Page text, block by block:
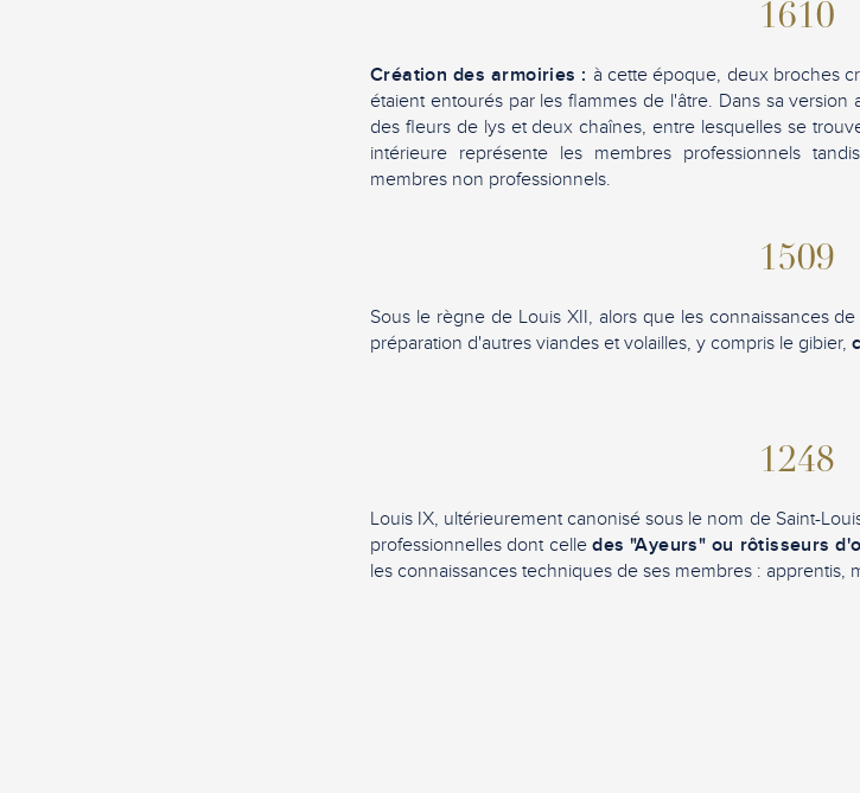
1610
Création des armoiries : à cette époque, deux broches
étaient entourés par les flammes de l'âtre. Dans sa
des fleurs de lys et deux chaînes, entre lesquelles se
intérieure représente les membres professionnels
membres non professionnels.
1509
Sous le règne de Louis XII, alors que les connaissances
préparation d'autres viandes et volailles, y compris le gibier,
1248
Louis IX, ultérieurement canonisé sous le nom de Saint-
professionnelles dont celledes "Ayeurs" ou rôtisseurs
les connaissances techniques de ses membres : apprentis,